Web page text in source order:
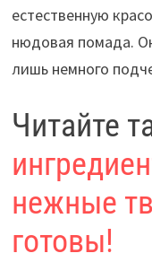
естественную
нюдовая помада.
лишь немного
Читайте
нежные
готовы!